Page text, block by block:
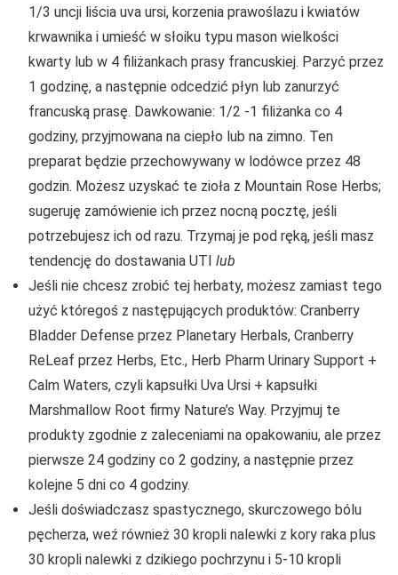
1/3 uncji liścia uva ursi, korzenia prawoślazu i kwiatów
krwawnika i umieść w słoiku typu mason wielkości
kwarty lub w 4 filiżankach prasy francuskiej. Parzyć przez
1 godzinę, a następnie odcedzić płyn lub zanurzyć
francuską prasę. Dawkowanie: 1/2 -1 filiżanka co 4
godziny, przyjmowana na ciepło lub na zimno. Ten
preparat będzie przechowywany w lodówce przez 48
godzin. Możesz uzyskać te zioła z Mountain Rose Herbs;
sugeruję zamówienie ich przez nocną pocztę, jeśli
potrzebujesz ich od razu. Trzymaj je pod ręką, jeśli masz
tendencję do dostawania UTI lub
Jeśli nie chcesz zrobić tej herbaty, możesz zamiast tego
użyć któregoś z następujących produktów: Cranberry
Bladder Defense przez Planetary Herbals, Cranberry
ReLeaf przez Herbs, Etc., Herb Pharm Urinary Support +
Calm Waters, czyli kapsułki Uva Ursi + kapsułki
Marshmallow Root firmy Nature’s Way. Przyjmuj te
produkty zgodnie z zaleceniami na opakowaniu, ale przez
pierwsze 24 godziny co 2 godziny, a następnie przez
kolejne 5 dni co 4 godziny.
Jeśli doświadczasz spastycznego, skurczowego bólu
pęcherza, weź również 30 kropli nalewki z kory raka plus
30 kropli nalewki z dzikiego pochrzynu i 5-10 kropli